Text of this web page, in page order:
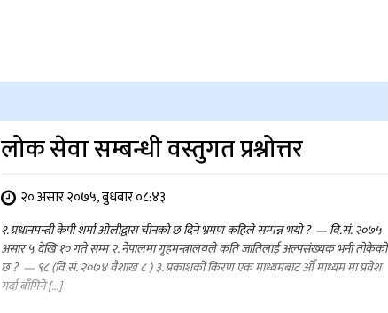
लोक सेवा सम्बन्धी वस्तुगत प्रश्नोत्तर
२० असार २०७५, बुधबार ०८:४३
१. प्रधानमन्त्री केपी शर्मा ओलीद्वारा चीनको छ दिने भ्रमण कहिले सम्पन्न भयो ? — वि.सं. २०७५
असार ५ देखि १० गते सम्म २. नेपालमा गृहमन्त्रालयले कति जातिलाई अल्पसंख्यक भनी तोकेको
छ ? — ९८ (वि.सं. २०७४ वैशाख ८ ) ३. प्रकाशको किरण एक माध्यमबाट र्ओ माध्यम मा प्रवेश
गर्दा बाँगिने […]